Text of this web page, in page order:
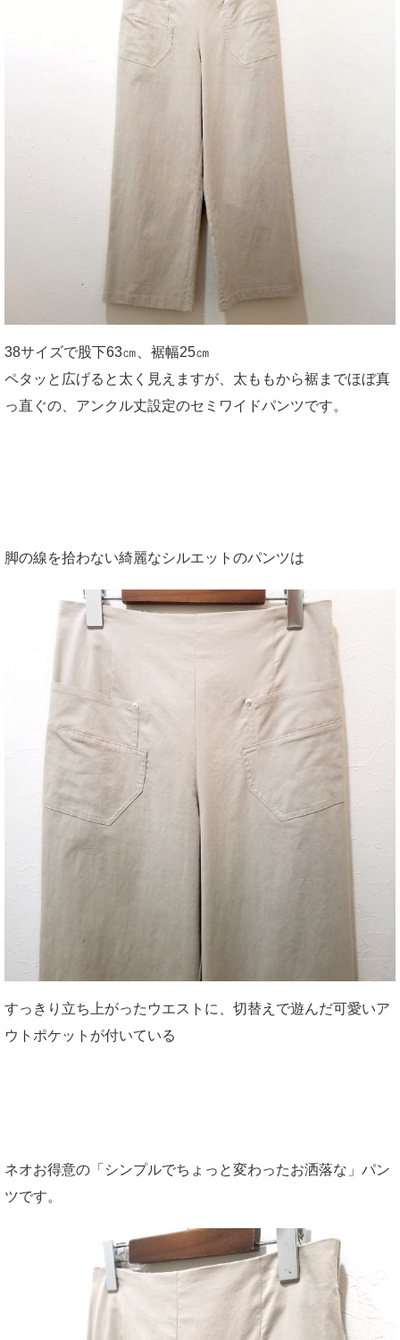
38サイズで股下63㎝、裾幅25㎝
ペタッと広げると太く見えますが、太ももから裾までほぼ真
っ直ぐの、アンクル丈設定のセミワイドパンツです。
脚の線を拾わない綺麗なシルエットのパンツは
すっきり立ち上がったウエストに、切替えで遊んだ可愛いア
ウトポケットが付いている
ネオお得意の「シンプルでちょっと変わったお洒落な」パン
ツです。